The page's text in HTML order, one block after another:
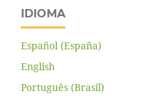
IDIOMA
Español (España)
English
Português (Brasil)